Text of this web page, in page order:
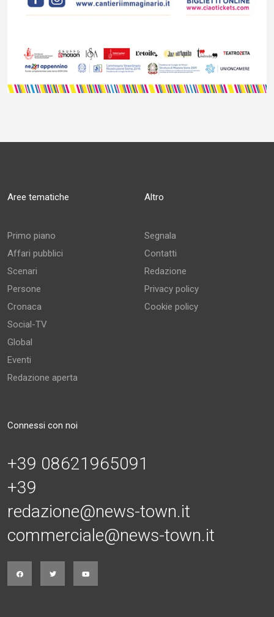
Aree tematiche
Primo piano
Affari pubblici
Scenari
Persone
Cronaca
Social-TV
Global
Eventi
Redazione aperta
Altro
Segnala
Contatti
Redazione
Privacy policy
Cookie policy
Connessi con noi
+39 08621965091
+39
redazione@news-town.it
commerciale@news-town.it